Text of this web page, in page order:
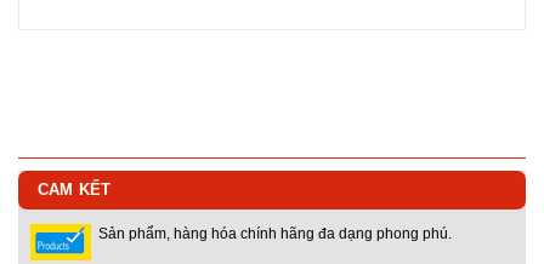
CAM KẾT
Sản phẩm, hàng hóa chính hãng đa dạng phong phú.